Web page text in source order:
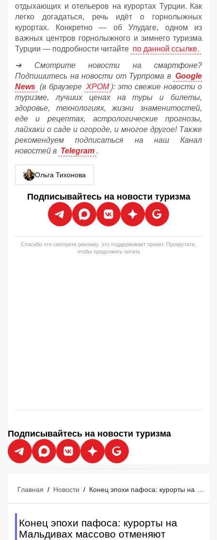
отдыхающих и отельеров на курортах Турции. Как
легко догадаться, речь идёт о горнолыжных
курортах. Конкретно — об Улудаге, одном из
важных центров горнолыжного и зимнего туризма
Турции — подробности читайте по данной ссылке.
➔ Смотрите новости на смартфоне?
Подпишитесь на новости от Турпрома в Google
News (в браузере ХРОМ ): это свежие новости о
туризме, лучших ценах на туры и билеты,
здоровье, технологиях, жизни знаменитостей,
еде и рецептах, астрологические прогнозы,
лайхаки о саде и огороде, и многое другое! Также
рекомендуем подписаться на наш Канал
новостей в Telegram .
Ольга Тихонова
Подписывайтесь на новости туризма
Спасибо что смотрите рекламу, это поддерживает проект. Прокрутите,
чтобы продолжить читать
Подписывайтесь на новости туризма
Главная / Новости /
Конец эпохи пафоса: курорты на
Мальдивах массово отменяют